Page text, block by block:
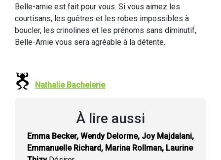
Belle-amie est fait pour vous. Si vous aimez les
courtisans, les guêtres et les robes impossibles à
boucler, les crinolines et les prénoms sans diminutif,
Belle-Amie vous sera agréable à la détente.
Nathalie Bachelerie
À lire aussi
Emma Becker, Wendy Delorme, Joy Majdalani,
Emmanuelle Richard, Marina Rollman, Laurine